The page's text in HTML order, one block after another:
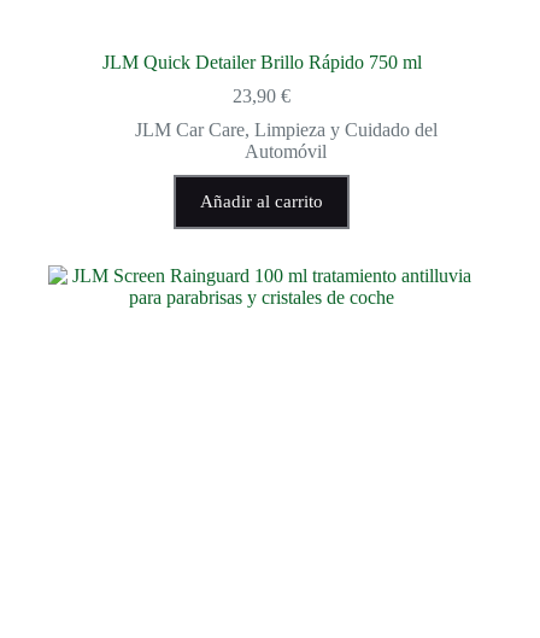
JLM Quick Detailer Brillo Rápido 750 ml
23,90€
JLM Car Care, Limpieza y Cuidado del
Automóvil
Añadir al carrito